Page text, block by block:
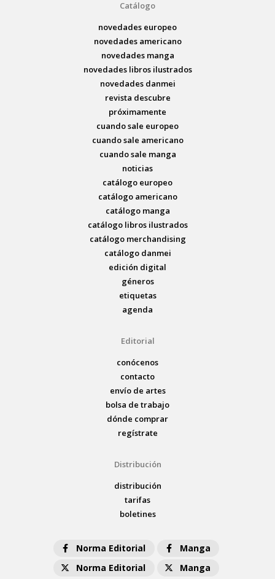
Catálogo
novedades europeo
novedades americano
novedades manga
novedades libros ilustrados
novedades danmei
revista descubre
próximamente
cuando sale europeo
cuando sale americano
cuando sale manga
noticias
catálogo europeo
catálogo americano
catálogo manga
catálogo libros ilustrados
catálogo merchandising
catálogo danmei
edición digital
géneros
etiquetas
agenda
Editorial
conócenos
contacto
envío de artes
bolsa de trabajo
dónde comprar
regístrate
Distribución
distribución
tarifas
boletines
Norma Editorial
Manga
Norma Editorial
Manga